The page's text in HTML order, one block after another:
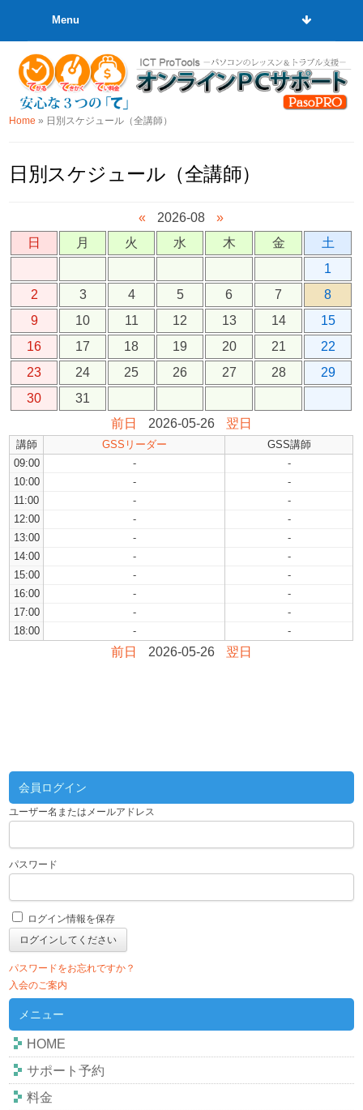
Menu
Home » 日別スケジュール（全講師）
日別スケジュール（全講師）
« 2026-08
»
日
月 火 水 木 金
土
1
2
3 4 5 6 7
8
9
10 11 12 13 14
15
16
17 18 19 20 21
22
23
24 25 26 27 28
29
30
31
前日
2026-05-26 翌日
講師 GSSリーダー
GSS講師
09:00
-
-
10:00
-
-
11:00
-
-
12:00
-
-
13:00
-
-
14:00
-
-
15:00
-
-
16:00
-
-
17:00
-
-
18:00
- -
前日 2026-05-26 翌日
会員ログイン
ユーザー名またはメールアドレス
パスワード
ログイン情報を保存
パスワードをお忘れですか？
入会のご案内
メニュー
HOME
サポート予約
料金